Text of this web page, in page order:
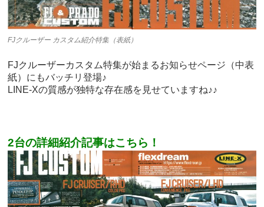
FJクルーザー カスタム紹介特集（表紙）
FJクルーザーカスタム特集が始まるお知らせページ（中表
紙）にもバッチリ登場♪
LINE-Xの質感が独特な存在感を見せていますね♪♪
2台の詳細紹介記事はこちら！